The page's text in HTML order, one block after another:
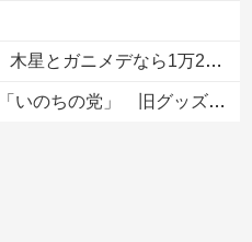
の1」月がどれだけ規格外なのか、数字で並べてみると…
グッズ半額で販売 どうなる秘書給与疑惑